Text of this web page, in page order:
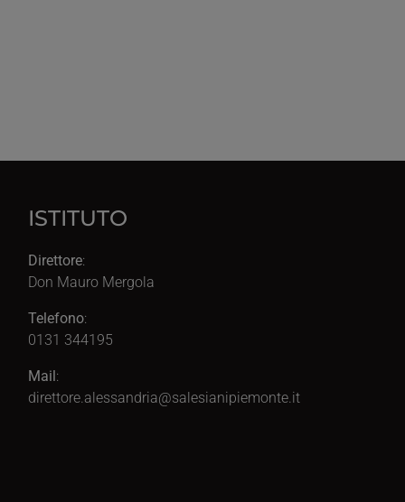
ISTITUTO
Direttore:
Don Mauro Mergola
Telefono:
0131 344195
Mail :
direttore.alessandria@salesianipiemonte.it